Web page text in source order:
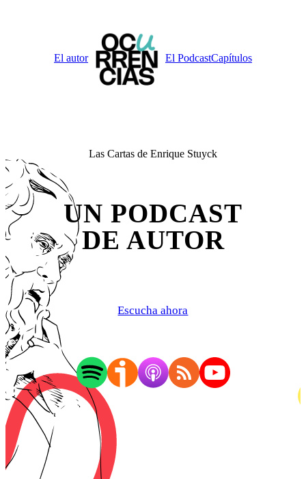
El autor El PodcastCapítulos
Las Cartas de Enrique Stuyck
UN PODCAST
DE AUTOR
Escucha ahora